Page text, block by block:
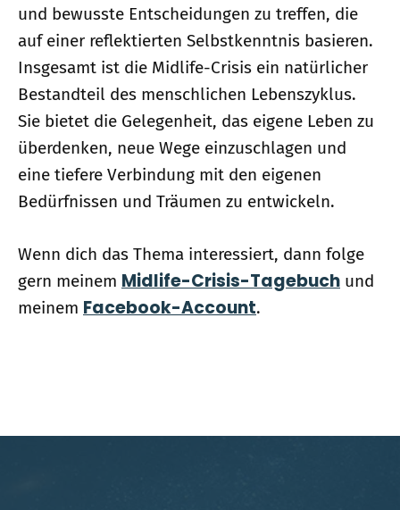
und bewusste Entscheidungen zu treffen, die
auf einer reflektierten Selbstkenntnis basieren.
Insgesamt ist die Midlife-Crisis ein natürlicher
Bestandteil des menschlichen Lebenszyklus.
Sie bietet die Gelegenheit, das eigene Leben zu
überdenken, neue Wege einzuschlagen und
eine tiefere Verbindung mit den eigenen
Bedürfnissen und Träumen zu entwickeln.
Wenn dich das Thema interessiert, dann folge
gern meinem Midlife-Crisis-Tagebuch und
meinem Facebook-Account.